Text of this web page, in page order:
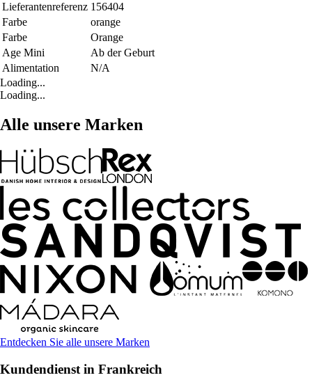
Lieferantenreferenz 156404
Farbe
orange
Farbe
Orange
Age Mini
Ab der Geburt
Alimentation
N/A
Loading...
Loading...
Alle unsere Marken
Entdecken Sie alle unsere Marken
Kundendienst in Frankreich